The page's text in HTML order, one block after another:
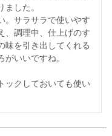
した。
。サラサラで使いやす
、調理中、仕上げのす
味を引き出してくれる
いいですね。
ックしておいても使い